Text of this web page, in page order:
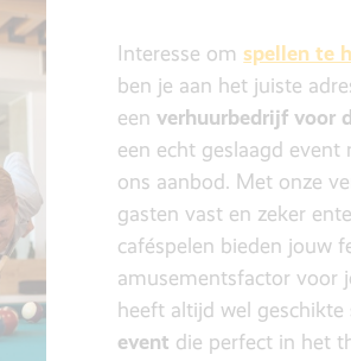
Interesse omspellen te
ben je aan het juiste
eenverhuurbedrijf voor
een echt geslaagd
ons aanbod. Met onze
gasten vast en zeker
caféspelen bieden jouw
amusementsfactor voor
heeft altijd wel geschikte
event die perfect in het